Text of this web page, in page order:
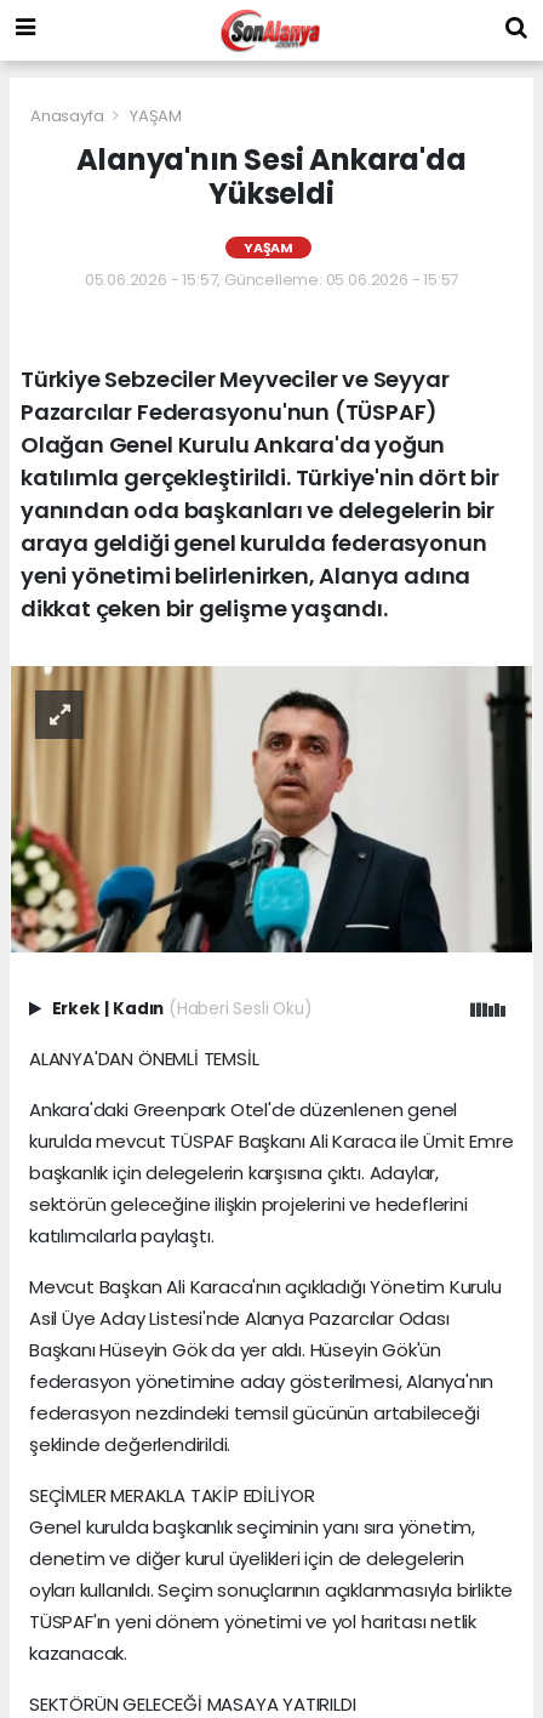
Anasayfa YAŞAM
Alanya'nın Sesi Ankara'da
Yükseldi
YAŞAM
05.06.2026 - 15:57, Güncelleme: 05.06.2026 - 15:57
Türkiye Sebzeciler Meyveciler ve Seyyar
Pazarcılar Federasyonu'nun (TÜSPAF)
Olağan Genel Kurulu Ankara'da yoğun
katılımla gerçekleştirildi. Türkiye'nin dört bir
yanından oda başkanları ve delegelerin bir
araya geldiği genel kurulda federasyonun
yeni yönetimi belirlenirken, Alanya adına
dikkat çeken bir gelişme yaşandı.
Erkek | Kadın (Haberi Sesli Oku)
ALANYA'DAN ÖNEMLİ TEMSİL
Ankara'daki Greenpark Otel'de düzenlenen genel
kurulda mevcut TÜSPAF Başkanı Ali Karaca ile Ümit Emre
başkanlık için delegelerin karşısına çıktı. Adaylar,
sektörün geleceğine ilişkin projelerini ve hedeflerini
katılımcılarla paylaştı.
Mevcut Başkan Ali Karaca'nın açıkladığı Yönetim Kurulu
Asil Üye Aday Listesi'nde Alanya Pazarcılar Odası
Başkanı Hüseyin Gök da yer aldı. Hüseyin Gök'ün
federasyon yönetimine aday gösterilmesi, Alanya'nın
federasyon nezdindeki temsil gücünün artabileceği
şeklinde değerlendirildi.
SEÇİMLER MERAKLA TAKİP EDİLİYOR
Genel kurulda başkanlık seçiminin yanı sıra yönetim,
denetim ve diğer kurul üyelikleri için de delegelerin
oyları kullanıldı. Seçim sonuçlarının açıklanmasıyla birlikte
TÜSPAF'ın yeni dönem yönetimi ve yol haritası netlik
kazanacak.
SEKTÖRÜN GELECEĞİ MASAYA YATIRILDI